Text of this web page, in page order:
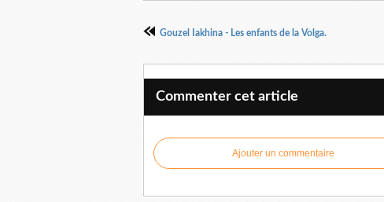
Gouzel Iakhina - Les enfants de la Volga.
Commenter cet article
Ajouter un commentaire